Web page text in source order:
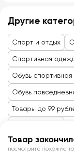
Другие
Спорт и отдых
Спортивная
Обувь спортивная
Обувь
Товары до 99
Товар
посмотрите похожие